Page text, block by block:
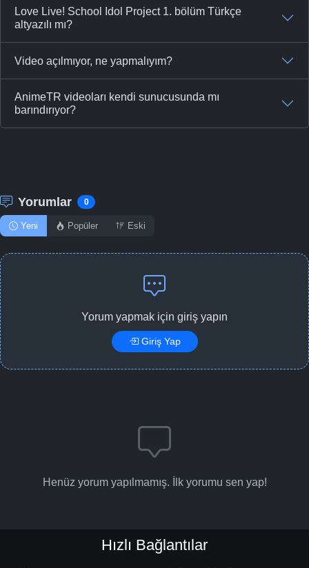
Love Live! School Idol Project 1. bölüm Türkçe
altyazılı mı?
Video açılmıyor, ne yapmalıyım?
AnimeTR videoları kendi sunucusunda mı
barındırıyor?
Yorumlar 0
Yeni Popüler Eski
Yorum yapmak için giriş yapın
Giriş Yap
Henüz yorum yapılmamış. İlk yorumu sen yap!
Hızlı Bağlantılar